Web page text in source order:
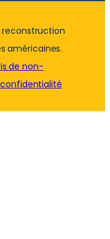
reconstruction
américaines.
de non-